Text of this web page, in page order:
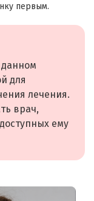
первым.
для
лечения.
врач,
ему